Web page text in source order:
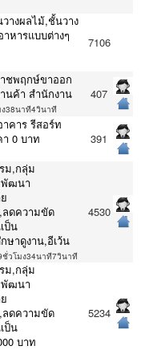
างผลไม้,ชั้นวาง
หารแบบต่างๆ
7106
ชพฤกษ์ขาออก
นค้า สำนักงาน
38นาที4วินาที
407
คาร รีสอร์ท
0 บาท
391
ม,กลุ่ม
ฒนา
ดความขัด
ป็น
าดูงาน,อีเว้น
ชั่วโมง34นาที7วินาที
4530
ม,กลุ่ม
ฒนา
ดความขัด
ป็น
บาท
5234